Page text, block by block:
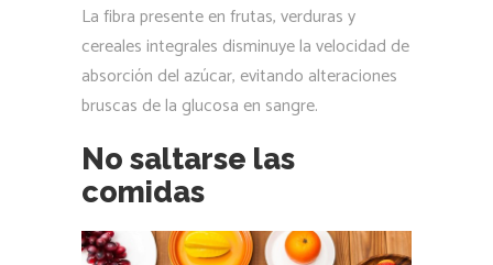
La fibra presente en frutas, verduras y
cereales integrales disminuye la velocidad de
absorción del azúcar, evitando alteraciones
bruscas de la glucosa en sangre.
No saltarse las
comidas